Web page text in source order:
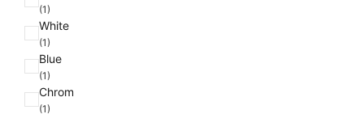
(1)
White
(1)
Blue
(1)
Chrom
(1)